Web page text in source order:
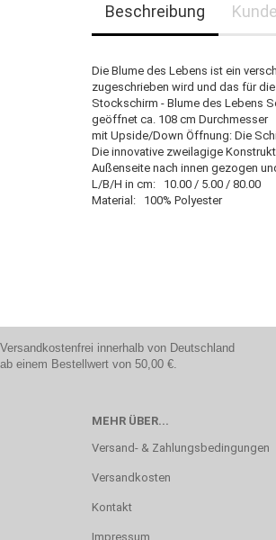
Beschreibung
Die Blume des Lebens ist ein
zugeschrieben wird und das für
Stockschirm - Blume des Lebens
geöffnet ca. 108 cm Durchmesser
mit Upside/Down Öffnung: Die
Die innovative zweilagige
Außenseite nach innen gezogen
L/B/H in cm: 10.00 / 5.00 / 80.00
Material: 100% Polyester
Versandkostenfrei innerhalb von Deutschland
ab einem Bestellwert von 50,00 €.
MEHR ÜBER...
Versand- & Zahlungsbedingungen
Versandkosten
Kontakt
Impressum